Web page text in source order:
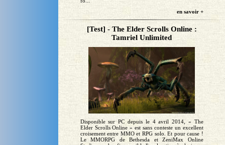
en savoir +
[Test] - The Elder Scrolls Online :
Tamriel Unlimited
Disponible sur PC depuis le 4 avril 2014, « The
Elder Scrolls Online » est sans conteste un excellent
croisement entre MMO et RPG solo. Et pour cause !
Le MMORPG de Bethesda et ZeniMax Online